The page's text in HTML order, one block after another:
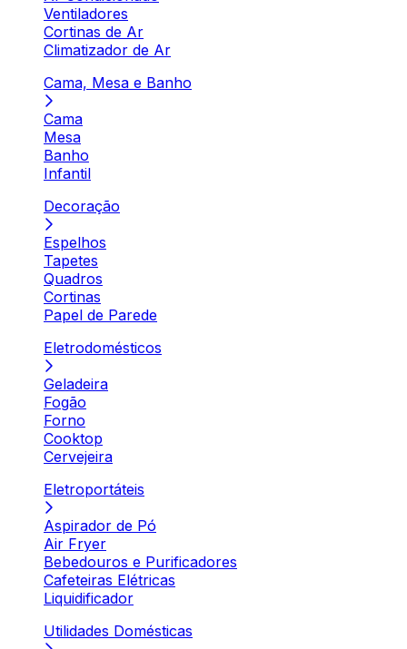
Ventiladores
Cortinas de Ar
Climatizador de Ar
Cama, Mesa e Banho
Cama
Mesa
Banho
Infantil
Decoração
Espelhos
Tapetes
Quadros
Cortinas
Papel de Parede
Eletrodomésticos
Geladeira
Fogão
Forno
Cooktop
Cervejeira
Eletroportáteis
Aspirador de Pó
Air Fryer
Bebedouros e Purificadores
Cafeteiras Elétricas
Liquidificador
Utilidades Domésticas